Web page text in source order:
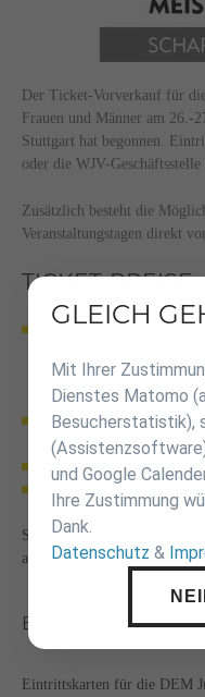
Der Ticket-Vorverkauf für
Frauen und Männer am 26.-
Stuttgart hat begonnen.
oder die WJV-
Zusätzlich besteht die
Veranstaltungstagen direkt
TICKET-PREISE
VIP-Tageskarte
(inkl. Eintritt + Zutritt
zum VIP-Bereich mit
Tageskarte Erwachsene
15,-€
Tageskarte Kinder und
Eintritt für Kinder bis 3
Spezialangebote für Vereine
abgerufen werden.
Bestellung über...
Eintrittskarten für die DEM
Inhalt
GLEICH
Mit Ihrer
Dienstes Matomo
Besucherstatistik),
und Google
Ihre Zustimmung
Dank.
Datenschutz &